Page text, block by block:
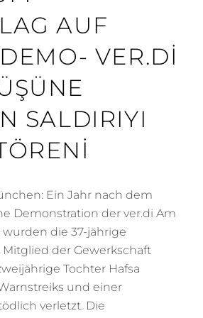
AUF
VER.DI
SALDIRIYI
Ein Jahr nach dem
Demonstration der ver.di Am
wurden die 37-jährige
der Gewerkschaft
Tochter Hafsa
und einer
verletzt. Die